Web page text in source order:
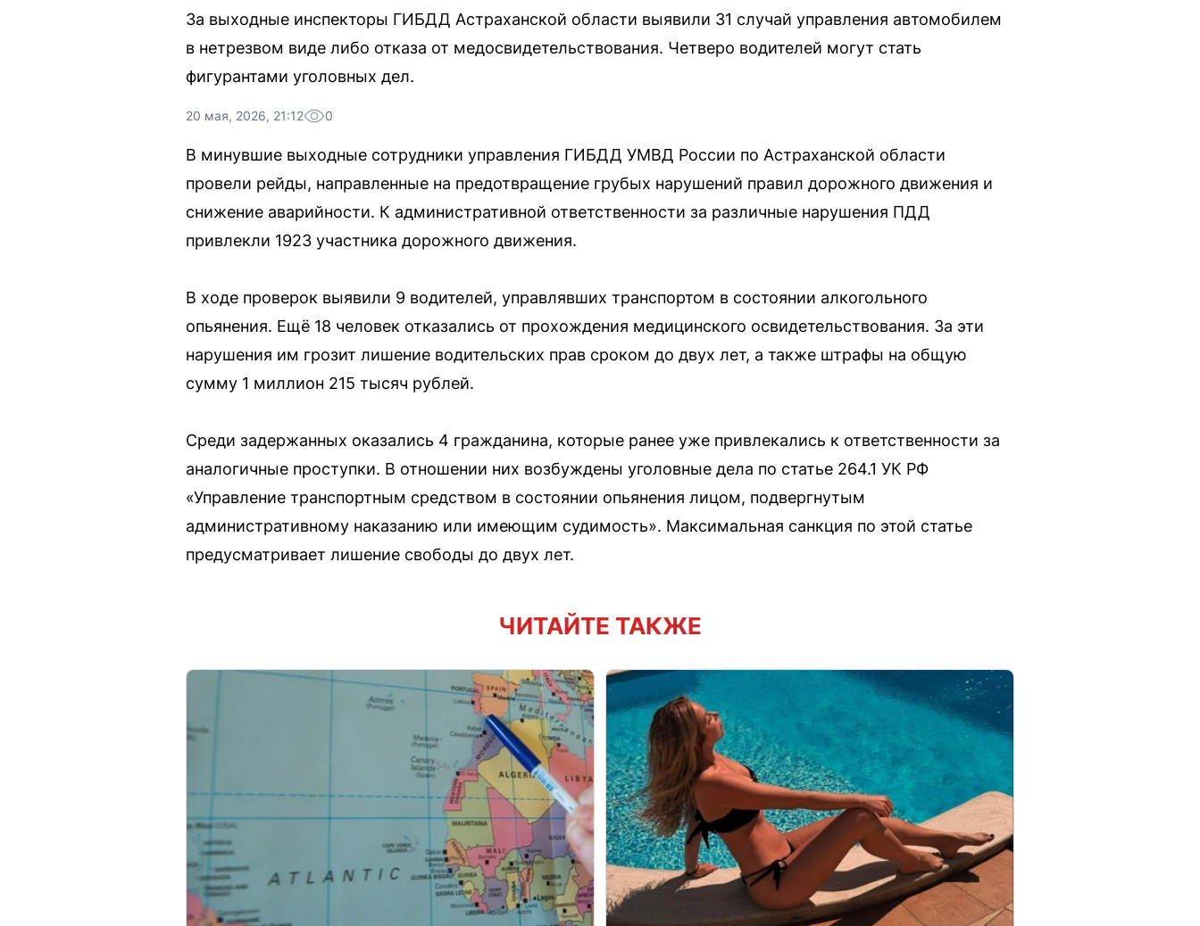
За выходные инспекторы ГИБДД Астраханской области выявили 31 случай управления автомобилем
в нетрезвом виде либо отказа от медосвидетельствования. Четверо водителей могут стать
фигурантами уголовных дел.
20 мая, 2026, 21:12 0
В минувшие выходные сотрудники управления ГИБДД УМВД России по Астраханской области
провели рейды, направленные на предотвращение грубых нарушений правил дорожного движения и
снижение аварийности. К административной ответственности за различные нарушения ПДД
привлекли 1923 участника дорожного движения.
В ходе проверок выявили 9 водителей, управлявших транспортом в состоянии алкогольного
опьянения. Ещё 18 человек отказались от прохождения медицинского освидетельствования. За эти
нарушения им грозит лишение водительских прав сроком до двух лет, а также штрафы на общую
сумму 1 миллион 215 тысяч рублей.
Среди задержанных оказались 4 гражданина, которые ранее уже привлекались к ответственности за
аналогичные проступки. В отношении них возбуждены уголовные дела по статье 264.1 УК РФ
«Управление транспортным средством в состоянии опьянения лицом, подвергнутым
административному наказанию или имеющим судимость». Максимальная санкция по этой статье
предусматривает лишение свободы до двух лет.
ЧИТАЙТЕ ТАКЖЕ